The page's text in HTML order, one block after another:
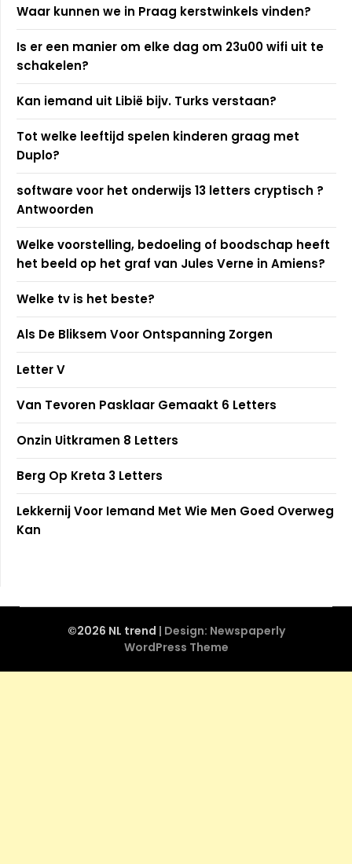
Waar kunnen we in Praag kerstwinkels vinden?
Is er een manier om elke dag om 23u00 wifi uit te
schakelen?
Kan iemand uit Libië bijv. Turks verstaan?
Tot welke leeftijd spelen kinderen graag met
Duplo?
software voor het onderwijs 13 letters cryptisch ?
Antwoorden
Welke voorstelling, bedoeling of boodschap heeft
het beeld op het graf van Jules Verne in Amiens?
Welke tv is het beste?
Als De Bliksem Voor Ontspanning Zorgen
Letter V
Van Tevoren Pasklaar Gemaakt 6 Letters
Onzin Uitkramen 8 Letters
Berg Op Kreta 3 Letters
Lekkernij Voor Iemand Met Wie Men Goed Overweg
Kan
©2026 NL trend | Design: Newspaperly
WordPress Theme